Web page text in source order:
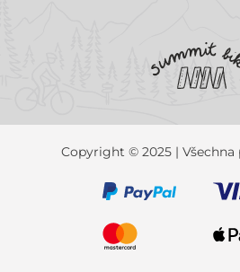
Copyright © 2025 | Všechna